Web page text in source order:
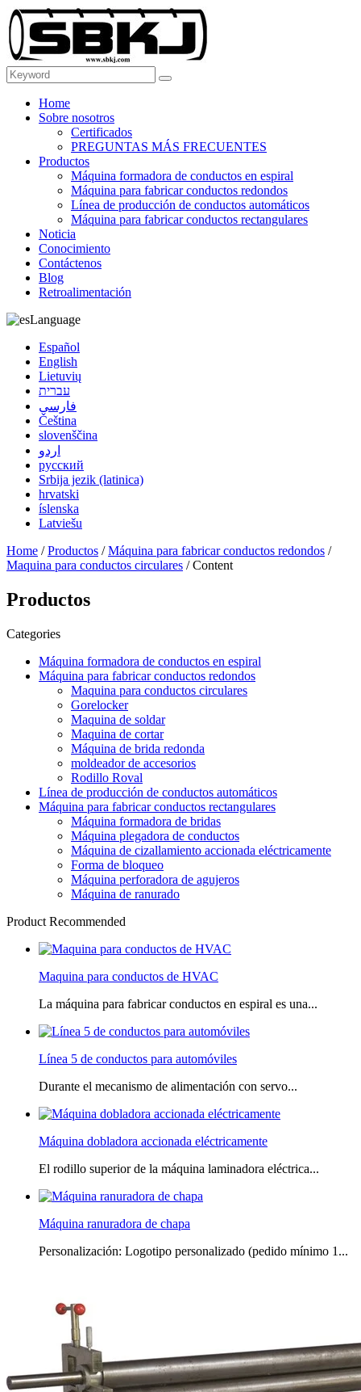
Home
Sobre nosotros
Certificados
PREGUNTAS MÁS FRECUENTES
Productos
Máquina formadora de conductos en espiral
Máquina para fabricar conductos redondos
Línea de producción de conductos automáticos
Máquina para fabricar conductos rectangulares
Noticia
Conocimiento
Contáctenos
Blog
Retroalimentación
Language
Español
English
Lietuvių
עברית
فارسی
Čeština
slovenščina
اردو
русский
Srbija jezik (latinica)
hrvatski
íslenska
Latviešu
Home /Productos /Máquina para fabricar conductos redondos /
Maquina para conductos circulares / Content
Productos
Categories
Máquina formadora de conductos en espiral
Máquina para fabricar conductos redondos
Maquina para conductos circulares
Gorelocker
Maquina de soldar
Maquina de cortar
Máquina de brida redonda
moldeador de accesorios
Rodillo Roval
Línea de producción de conductos automáticos
Máquina para fabricar conductos rectangulares
Máquina formadora de bridas
Máquina plegadora de conductos
Máquina de cizallamiento accionada eléctricamente
Forma de bloqueo
Máquina perforadora de agujeros
Máquina de ranurado
Product Recommended
Maquina para conductos de HVAC
La máquina para fabricar conductos en espiral es una...
Línea 5 de conductos para automóviles
Durante el mecanismo de alimentación con servo...
Máquina dobladora accionada eléctricamente
El rodillo superior de la máquina laminadora eléctrica...
Máquina ranuradora de chapa
Personalización: Logotipo personalizado (pedido mínimo 1...